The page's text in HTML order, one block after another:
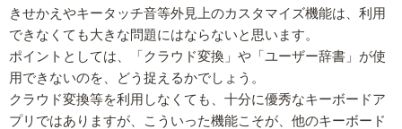
きせかえやキータッチ音等外見上のカスタマイズ機能は、利用
できなくても大きな問題にはならないと思います。
ポイントとしては、「クラウド変換」や「ユーザー辞書」が使
用できないのを、どう捉えるかでしょう。
クラウド変換等を利用しなくても、十分に優秀なキーボードア
プリではありますが、こういった機能こそが、他のキーボード